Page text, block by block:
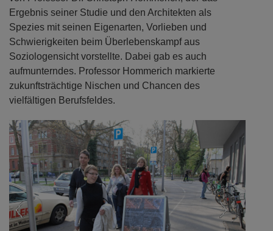
Ergebnis seiner Studie und den Architekten als
Spezies mit seinen Eigenarten, Vorlieben und
Schwierigkeiten beim Überlebenskampf aus
Soziologensicht vorstellte. Dabei gab es auch
aufmunterndes. Professor Hommerich markierte
zukunftsträchtige Nischen und Chancen des
vielfältigen Berufsfeldes.
Previous Next